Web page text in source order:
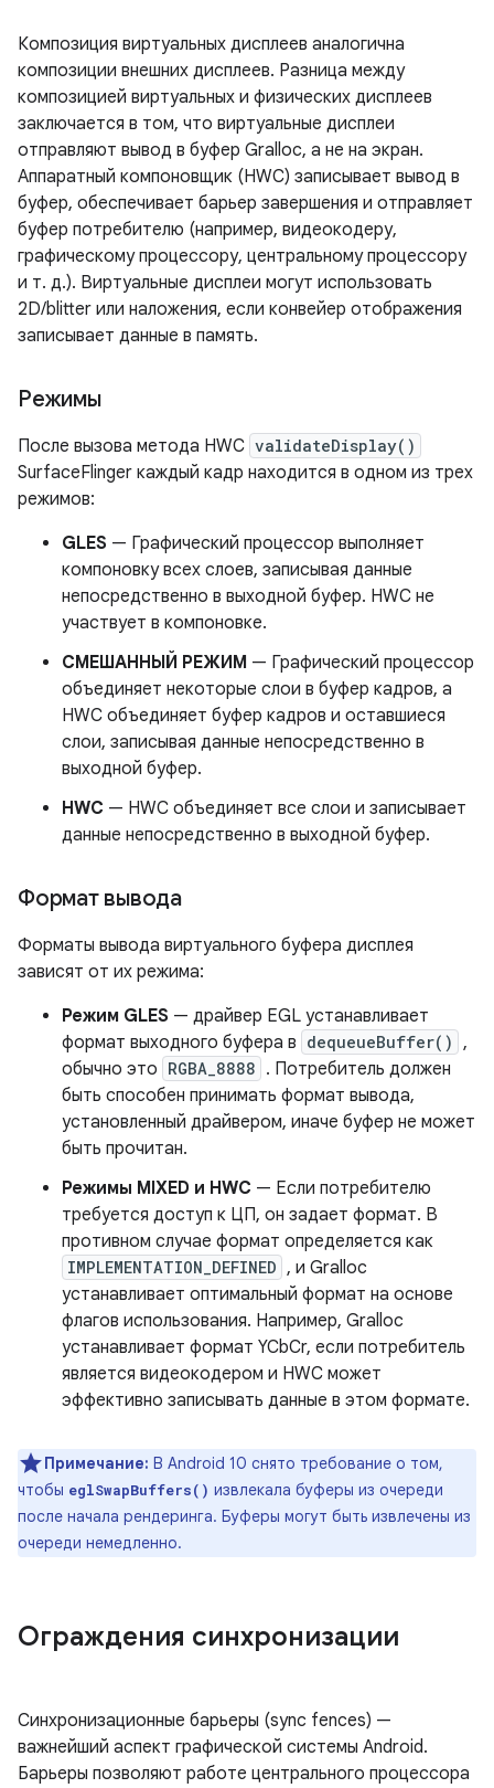
Композиция виртуальных дисплеев аналогична
композиции внешних дисплеев. Разница между
композицией виртуальных и физических дисплеев
заключается в том, что виртуальные дисплеи
отправляют вывод в буфер Gralloc, а не на экран.
Аппаратный компоновщик (HWC) записывает вывод в
буфер, обеспечивает барьер завершения и отправляет
буфер потребителю (например, видеокодеру,
графическому процессору, центральному процессору
и т. д.). Виртуальные дисплеи могут использовать
2D/blitter или наложения, если конвейер отображения
записывает данные в память.
Режимы
После вызова метода HWC validateDisplay()
SurfaceFlinger каждый кадр находится в одном из трех
режимов:
GLES — Графический процессор выполняет
компоновку всех слоев, записывая данные
непосредственно в выходной буфер. HWC не
участвует в компоновке.
СМЕШАННЫЙ РЕЖИМ — Графический процессор
объединяет некоторые слои в буфер кадров, а
HWC объединяет буфер кадров и оставшиеся
слои, записывая данные непосредственно в
выходной буфер.
HWC — HWC объединяет все слои и записывает
данные непосредственно в выходной буфер.
Формат вывода
Форматы вывода виртуального буфера дисплея
зависят от их режима:
Режим GLES — драйвер EGL устанавливает
формат выходного буфера в dequeueBuffer() ,
обычно это RGBA_8888 . Потребитель должен
быть способен принимать формат вывода,
установленный драйвером, иначе буфер не может
быть прочитан.
Режимы MIXED и HWC — Если потребителю
требуется доступ к ЦП, он задает формат. В
противном случае формат определяется как
IMPLEMENTATION_DEFINED , и Gralloc
устанавливает оптимальный формат на основе
флагов использования. Например, Gralloc
устанавливает формат YCbCr, если потребитель
является видеокодером и HWC может
эффективно записывать данные в этом формате.
Примечание: В Android 10 снято требование о том,
чтобы eglSwapBuffers() извлекала буферы из очереди
после начала рендеринга. Буферы могут быть извлечены из
очереди немедленно.
Ограждения синхронизации
Синхронизационные барьеры (sync fences) —
важнейший аспект графической системы Android.
Барьеры позволяют работе центрального процессора